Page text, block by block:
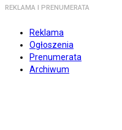
REKLAMA I PRENUMERATA
Reklama
Ogłoszenia
Prenumerata
Archiwum